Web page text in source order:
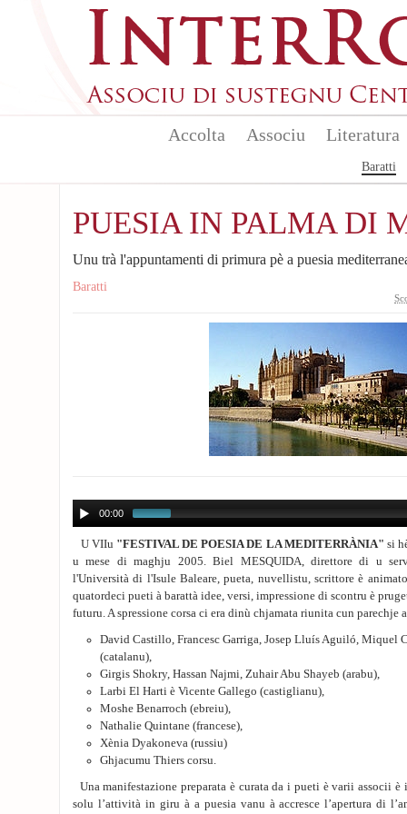
Accolta Associu Literatura
Baratti
PUESIA IN PALMA DI
Unu trà l'appuntamenti di primura pè a puesia
Baratti
00:00
U VIIu "FESTIVAL DE POESIA DE LA MEDITERRÀNIA" si
u mese di maghju 2005. Biel MESQUIDA, direttore di u
l'Università di l'Isule Baleare, pueta, nuvellistu, scrittore è
quatordeci pueti à barattà idee, versi, impressione di scontru è
futuru. A spressione corsa ci era dinù chjamata riunita cun parechje
David Castillo, Francesc Garriga, Josep Lluís Aguiló, Miquel
(catalanu),
Girgis Shokry, Hassan Najmi, Zuhair Abu Shayeb (arabu),
Larbi El Harti è Vicente Gallego (castiglianu),
Moshe Benarroch (ebreiu),
Nathalie Quintane (francese),
Xènia Dyakoneva (russiu)
Ghjacumu Thiers corsu.
Una manifestazione preparata è curata da i pueti è varii associi
solu l’attività in giru à a puesia vanu à accresce l’apertura di